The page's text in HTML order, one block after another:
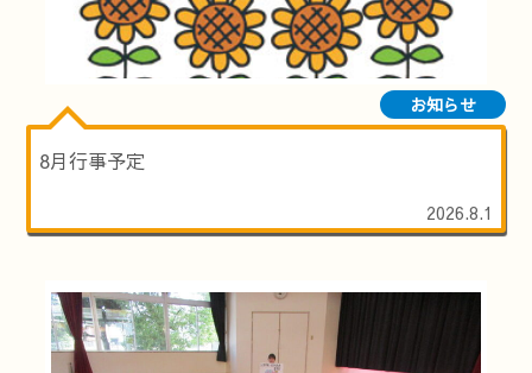
お知らせ
8月行事予定
2026.8.1